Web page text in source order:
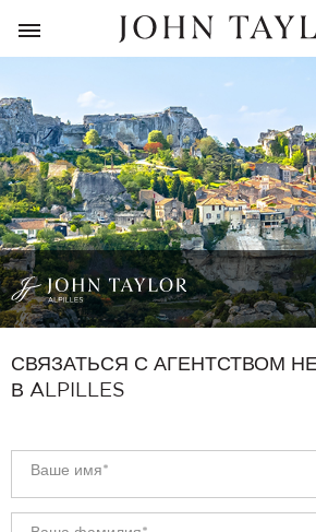
НАЗАД
СВЯЗАТЬСЯ С АГЕНТСТВОМ
В ALPILLES